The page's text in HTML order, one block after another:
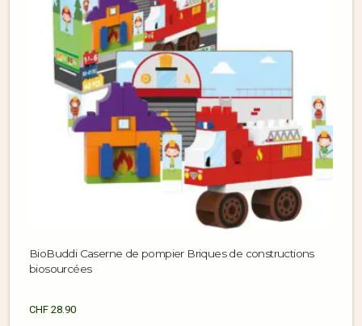
BioBuddi Caserne de pompier Briques de constructions
biosourcées
CHF 28.90